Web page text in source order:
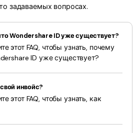
задаваемых вопросах.
Wondershare ID уже существует?
этот FAQ, чтобы узнать, почему
ID уже существует?
инвойс?
этот FAQ, чтобы узнать, как